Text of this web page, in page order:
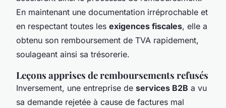
En maintenant une documentation irréprochable et
en respectant toutes les exigences fiscales, elle a
obtenu son remboursement de TVA rapidement,
soulageant ainsi sa trésorerie.
Leçons apprises de remboursements refusés
Inversement, une entreprise de services B2B a vu
sa demande rejetée à cause de factures mal